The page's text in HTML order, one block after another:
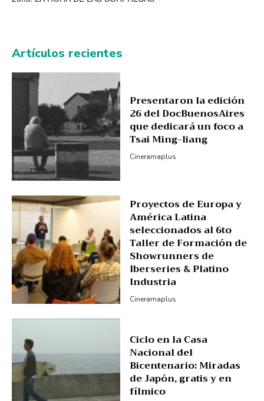
Artículos recientes
Presentaron la edición
26 del DocBuenosAires
que dedicará un foco a
Tsai Ming-liang
Cineramaplus
Proyectos de Europa y
América Latina
seleccionados al 6to
Taller de Formación de
Showrunners de
Iberseries & Platino
Industria
Cineramaplus
Ciclo en la Casa
Nacional del
Bicentenario: Miradas
de Japón, gratis y en
fílmico